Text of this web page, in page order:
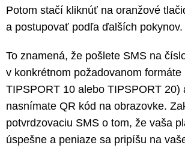
Potom stačí kliknúť na oranžové
a postupovať podľa ďalších pokynov.
To znamená, že pošlete SMS na
v konkrétnom požadovanom formáte
TIPSPORT 10 alebo TIPSPORT 20)
nasnímate QR kód na obrazovke.
potvrdzovaciu SMS o tom, že vaša
úspešne a peniaze sa pripíšu na